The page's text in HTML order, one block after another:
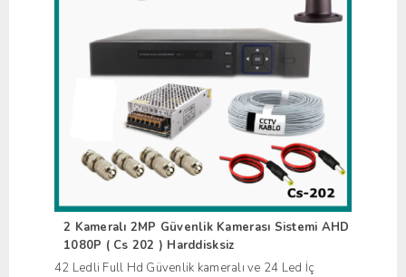
2 Kameralı 2MP Güvenlik Kamerası Sistemi AHD
1080P ( Cs 202 ) Harddisksiz
42 Ledli Full Hd Güvenlik kameralı ve 24 Led İç